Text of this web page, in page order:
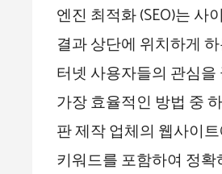
엔진 최적화 (SEO)는 사
결과 상단에 위치하게
터넷 사용자들의 관심을
가장 효율적인 방법 중
판 제작 업체의 웹사이
키워드를 포함하여 정